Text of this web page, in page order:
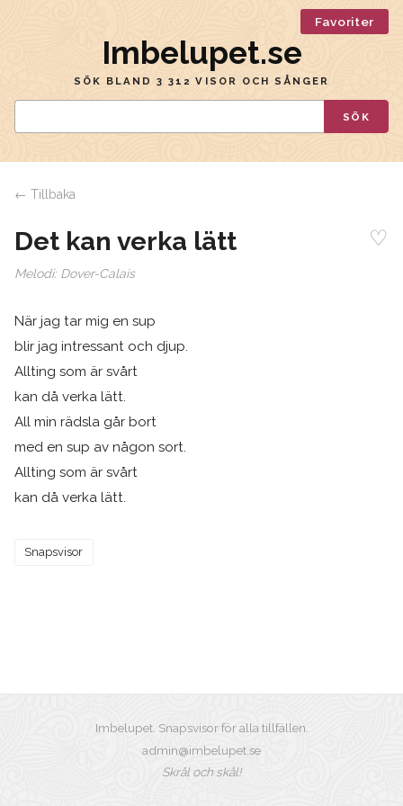
Favoriter
Imbelupet.se
SÖK BLAND 3 312 VISOR OCH SÅNGER
SÖK
← Tillbaka
Det kan verka lätt ♡
Melodi: Dover-Calais
När jag tar mig en sup
blir jag intressant och djup.
Allting som är svårt
kan då verka lätt.
All min rädsla går bort
med en sup av någon sort.
Allting som är svårt
kan då verka lätt.
Snapsvisor
Imbelupet. Snapsvisor för alla tillfällen.
admin@imbelupet.se
Skrål och skål!